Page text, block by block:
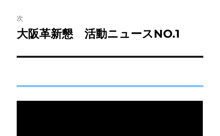
ゲ
ー
シ
ン
次
次
投
大阪革新懇 活動ニュースNO.1